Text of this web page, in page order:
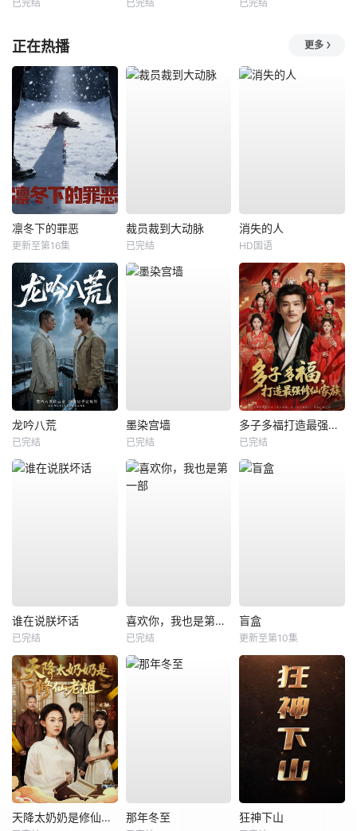
已完结 已完结 已完结
正在热播 更多
凛冬下的罪恶
更新至第16集
裁员裁到大动脉
已完结
消失的人
HD国语
龙吟八荒
已完结
墨染宫墙
已完结
多子多福打造最强修仙家族
已完结
谁在说朕坏话
已完结
喜欢你，我也是第一部
已完结
盲盒
更新至第10集
天降太奶奶是修仙老祖 那年冬至 狂神下山